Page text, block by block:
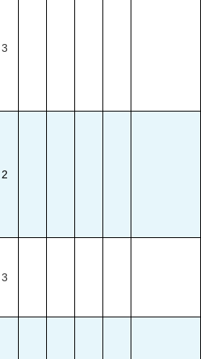
3
2
3